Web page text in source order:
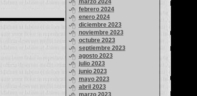
marzo 2024
febrero 2024
enero 2024
diciembre 2023
noviembre 2023
octubre 2023
septiembre 2023
agosto 2023
julio 2023
junio 2023
mayo 2023
abril 2023
marzo 2023